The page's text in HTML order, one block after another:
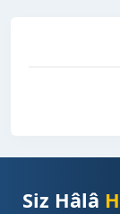
Siz Hâlâ